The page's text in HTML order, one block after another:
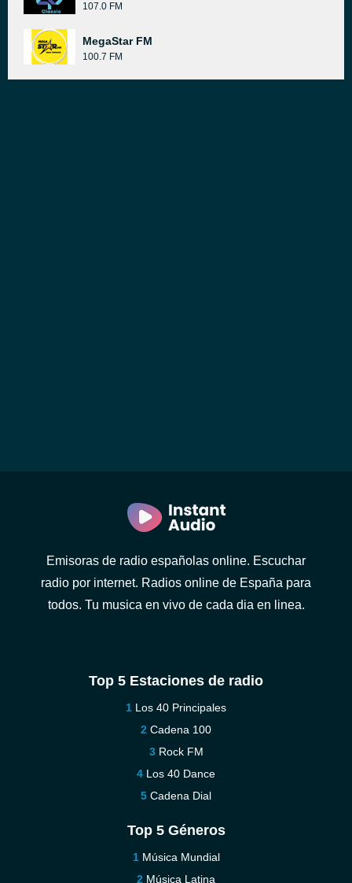
107.0 FM
MegaStar FM
100.7 FM
Emisoras de radio españolas online. Escuchar
radio por internet. Radios online de España para
todos. Tu musica en vivo de cada dia en linea.
Top 5 Estaciones de radio
Los 40 Principales
Cadena 100
Rock FM
Los 40 Dance
Cadena Dial
Top 5 Géneros
Música Mundial
Música Latina